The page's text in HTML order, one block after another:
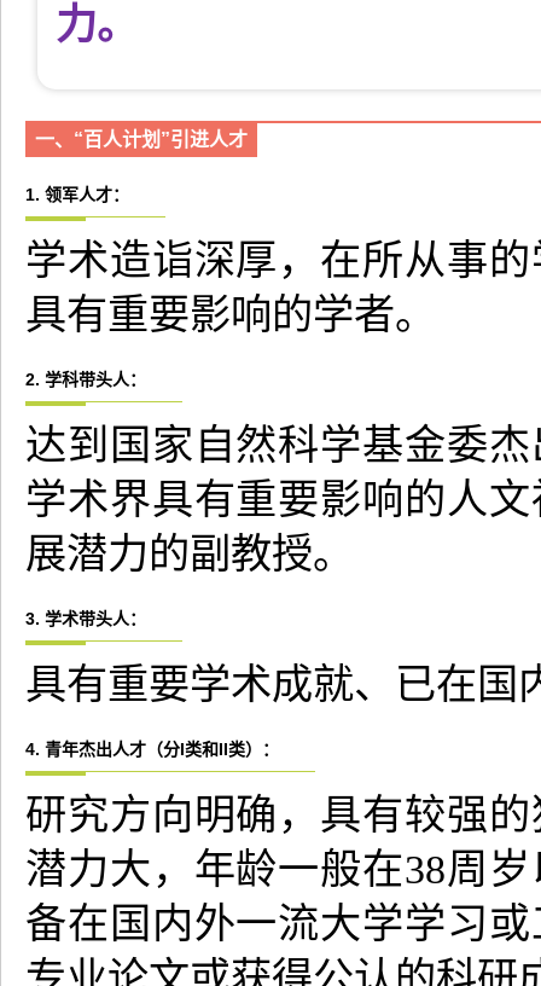
力。
一、“百人计划”引进人才
1. 领军人才：
学术造诣深厚，在所从事
具有重要影响的学者。
2. 学科带头人：
达到国家自然科学基金委
学术界具有重要影响的人
展潜力的副教授。
3. 学术带头人：
具有重要学术成就、已在国
4. 青年杰出人才（分I类和II类）：
研究方向明确，具有较强
潜力大，年龄一般在38周
备在国内外一流大学学习